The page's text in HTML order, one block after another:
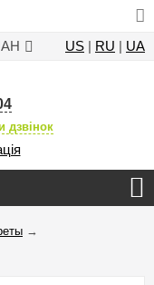
US | RU | UA
дзвінок
→